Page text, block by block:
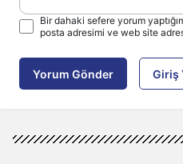
Bir dahaki sefere yorum
posta adresimi ve web site
Yorum Gönder Giriş